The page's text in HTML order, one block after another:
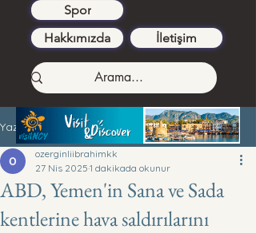
Spor
Hakkımızda
İletişim
Yazı
ABD, Yemen'in Sana ve Sada
kentlerine hava saldırılarını
ozerginliibrahimkk
27 Nis 2025 1 dakikada okunur